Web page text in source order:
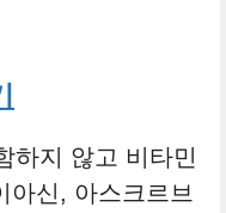
하지 않고 비타민
아신, 아스크르브